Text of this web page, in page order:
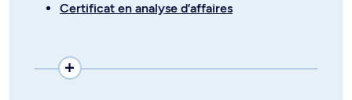
Certificat en analyse d’affaires